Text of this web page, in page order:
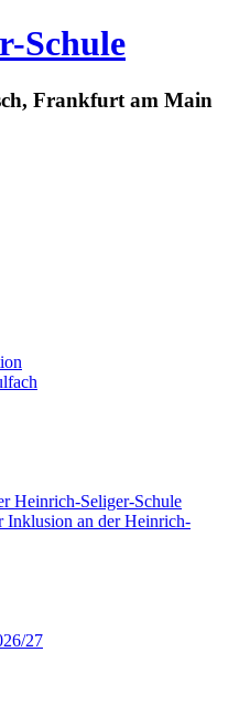
Schule
Frankfurt am Main
Heinrich-Seliger-Schule
Inklusion an der Heinrich-
27